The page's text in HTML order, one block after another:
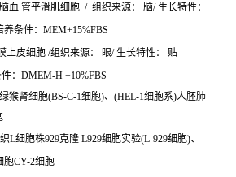
血 管平滑肌细胞 / 组织来源： 脑/ 生长特性：
条件：MEM+15%FBS
上皮细胞 /组织来源： 眼/ 生长特性： 贴
：DMEM-H +10%FBS
猴肾细胞(BS-C-1细胞)、(HEL-1细胞系)人胚肺
L细胞株929克隆 L929细胞实验(L-929细胞)、
胞CY-2细胞